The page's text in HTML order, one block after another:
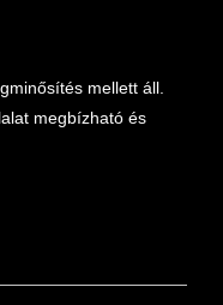
mellett áll.
megbízható és